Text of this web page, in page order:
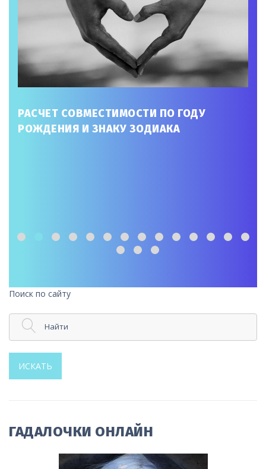
РАСЧЕТ СОВМЕСТИМОСТИ ПО ГОДУ
РОЖДЕНИЯ И ЗНАКУ ЗОДИАКА
Поиск по сайту
Найти
ИСКАТЬ
ГАДАЛОЧКИ ОНЛАЙН